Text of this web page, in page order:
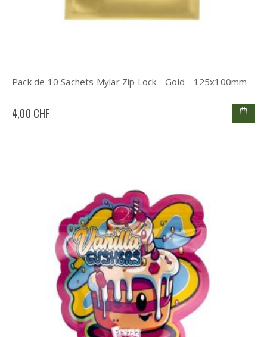
Pack de 10 Sachets Mylar Zip Lock - Gold - 125x100mm
4,00 CHF